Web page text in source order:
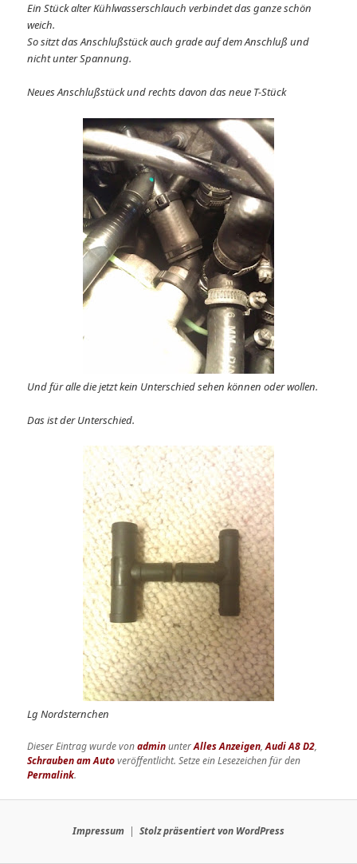
Ein Stück alter Kühlwasserschlauch verbindet das ganze schön
weich.
So sitzt das Anschlußstück auch grade auf dem Anschluß und
nicht unter Spannung.
Neues Anschlußstück und rechts davon das neue T-Stück
Und für alle die jetzt kein Unterschied sehen können oder wollen.
Das ist der Unterschied.
Lg Nordsternchen
Dieser Eintrag wurde vonadminunterAlles Anzeigen,Audi A8 D2,
Schrauben am Autoveröffentlicht. Setze ein Lesezeichen für den
Permalink.
Impressum Stolz präsentiert von WordPress